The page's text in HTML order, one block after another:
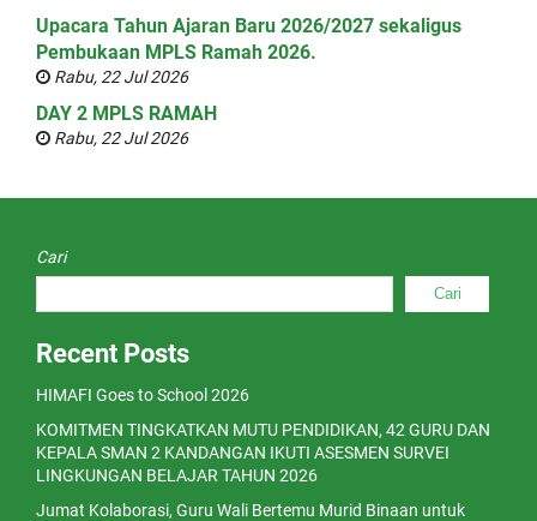
Upacara Tahun Ajaran Baru 2026/2027 sekaligus
Pembukaan MPLS Ramah 2026.
Rabu, 22 Jul 2026
DAY 2 MPLS RAMAH
Rabu, 22 Jul 2026
Cari
Cari
Recent Posts
HIMAFI Goes to School 2026
KOMITMEN TINGKATKAN MUTU PENDIDIKAN, 42 GURU DAN
KEPALA SMAN 2 KANDANGAN IKUTI ASESMEN SURVEI
LINGKUNGAN BELAJAR TAHUN 2026
Jumat Kolaborasi, Guru Wali Bertemu Murid Binaan untuk